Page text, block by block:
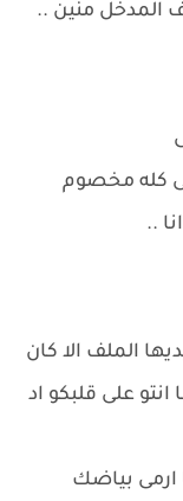
المدخل منين ..
كله مخصوم
..
الملف الا كان
على قلبكو اد
ارمى بياضك